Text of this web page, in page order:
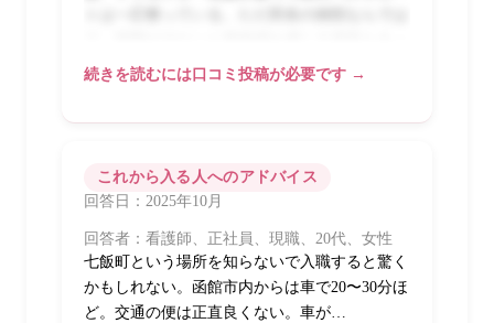
た。ベテランスタッフが多いので、先輩から学
があれば応えてくれる雰囲気はある。
続きを読むには口コミ投稿が必要です →
これから入る人へのアドバイス
回答日：2025年10月
回答者：看護師、正社員、現職、20代、女性
七飯町という場所を知らないで入職すると驚く
かもしれない。函館市内からは車で20〜30分ほ
ど。交通の便は正直良くない。車が…